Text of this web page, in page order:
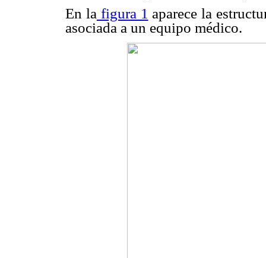
En la figura 1 aparece la
asociada a un equipo médico.